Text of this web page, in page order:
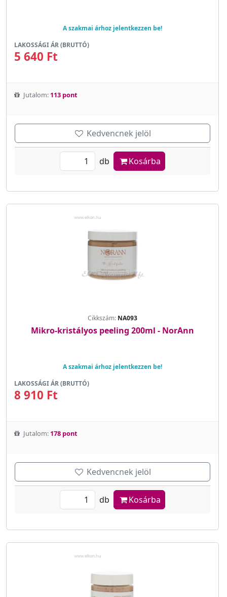
A szakmai árhoz jelentkezzen be!
LAKOSSÁGI ÁR (BRUTTÓ)
5 640 Ft
Jutalom: 113 pont
Kedvencnek jelöl
db Kosárba
Cikkszám: NA093
Mikro-kristályos peeling 200ml - NorAnn
A szakmai árhoz jelentkezzen be!
LAKOSSÁGI ÁR (BRUTTÓ)
8 910 Ft
Jutalom: 178 pont
Kedvencnek jelöl
db Kosárba